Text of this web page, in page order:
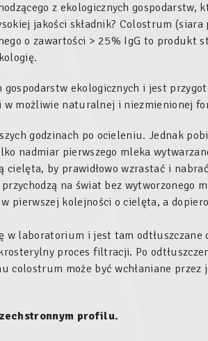
z ekologicznych gospodarstw,
jakości składnik? Colostrum (siara
o zawartości > 25% IgG to produkt
ekologicznych i jest
w możliwie naturalnej i niezmienionej
godzinach po ocieleniu. Jednak
nadmiar pierwszego mleka
by prawidłowo wzrastać i
na świat bez wytworzonego
pierwszej kolejności o cielęta, a
w laboratorium i jest tam odtłuszczane
proces filtracji. Po
colostrum może być wchłaniane przez
profilu.